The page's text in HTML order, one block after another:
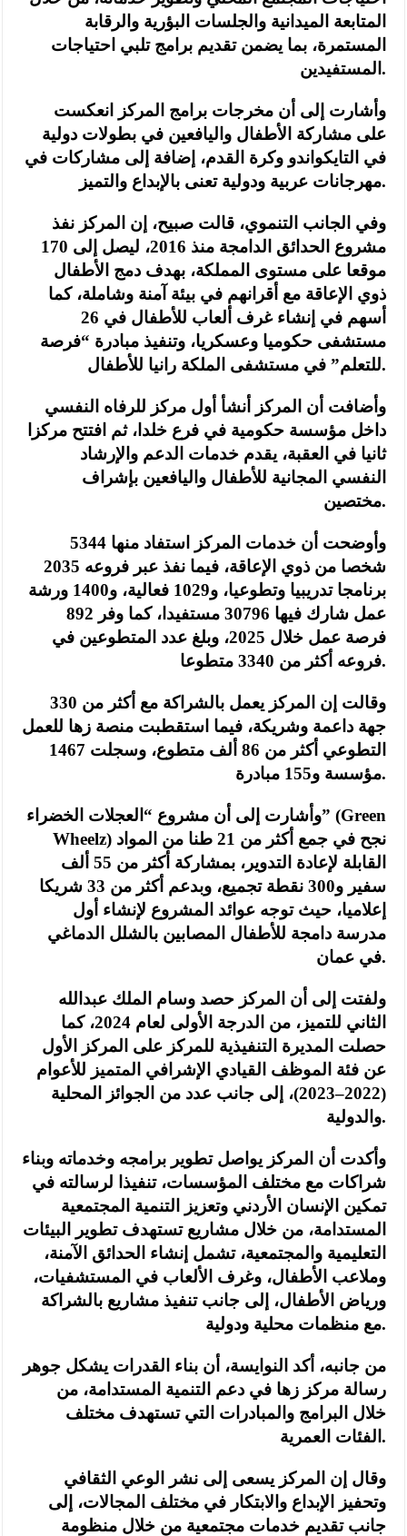
المتابعة الميدانية والجلسات البؤرية والرقابة
المستمرة، بما يضمن تقديم برامج تلبي احتياجات
المستفيدين.
وأشارت إلى أن مخرجات برامج المركز انعكست
على مشاركة الأطفال واليافعين في بطولات دولية
في التايكواندو وكرة القدم، إضافة إلى مشاركات في
مهرجانات عربية ودولية تعنى بالإبداع والتميز.
وفي الجانب التنموي، قالت صبيح، إن المركز نفذ
مشروع الحدائق الدامجة منذ 2016، ليصل إلى 170
موقعا على مستوى المملكة، بهدف دمج الأطفال
ذوي الإعاقة مع أقرانهم في بيئة آمنة وشاملة، كما
أسهم في إنشاء غرف ألعاب للأطفال في 26
مستشفى حكوميا وعسكريا، وتنفيذ مبادرة “فرصة
للتعلم” في مستشفى الملكة رانيا للأطفال.
وأضافت أن المركز أنشأ أول مركز للرفاه النفسي
داخل مؤسسة حكومية في فرع خلدا، ثم افتتح مركزا
ثانيا في العقبة، يقدم خدمات الدعم والإرشاد
النفسي المجانية للأطفال واليافعين بإشراف
مختصين.
وأوضحت أن خدمات المركز استفاد منها 5344
شخصا من ذوي الإعاقة، فيما نفذ عبر فروعه 2035
برنامجا تدريبيا وتطوعيا، و1029 فعالية، و1400 ورشة
عمل شارك فيها 30796 مستفيدا، كما وفر 892
فرصة عمل خلال 2025، وبلغ عدد المتطوعين في
فروعه أكثر من 3340 متطوعا.
وقالت إن المركز يعمل بالشراكة مع أكثر من 330
جهة داعمة وشريكة، فيما استقطبت منصة زها للعمل
التطوعي أكثر من 86 ألف متطوع، وسجلت 1467
مؤسسة و155 مبادرة.
وأشارت إلى أن مشروع “العجلات الخضراء” (Green
Wheelz) نجح في جمع أكثر من 21 طنا من المواد
القابلة لإعادة التدوير، بمشاركة أكثر من 55 ألف
سفير و300 نقطة تجميع، وبدعم أكثر من 33 شريكا
إعلاميا، حيث توجه عوائد المشروع لإنشاء أول
مدرسة دامجة للأطفال المصابين بالشلل الدماغي
في عمان.
ولفتت إلى أن المركز حصد وسام الملك عبدالله
الثاني للتميز، من الدرجة الأولى لعام 2024، كما
حصلت المديرة التنفيذية للمركز على المركز الأول
عن فئة الموظف القيادي الإشرافي المتميز للأعوام
(2022–2023)، إلى جانب عدد من الجوائز المحلية
والدولية.
وأكدت أن المركز يواصل تطوير برامجه وخدماته وبناء
شراكات مع مختلف المؤسسات، تنفيذا لرسالته في
تمكين الإنسان الأردني وتعزيز التنمية المجتمعية
المستدامة، من خلال مشاريع تستهدف تطوير البيئات
التعليمية والمجتمعية، تشمل إنشاء الحدائق الآمنة،
وملاعب الأطفال، وغرف الألعاب في المستشفيات،
ورياض الأطفال، إلى جانب تنفيذ مشاريع بالشراكة
مع منظمات محلية ودولية.
من جانبه، أكد النوايسة، أن بناء القدرات يشكل جوهر
رسالة مركز زها في دعم التنمية المستدامة، من
خلال البرامج والمبادرات التي تستهدف مختلف
الفئات العمرية.
وقال إن المركز يسعى إلى نشر الوعي الثقافي
وتحفيز الإبداع والابتكار في مختلف المجالات، إلى
جانب تقديم خدمات مجتمعية من خلال منظومة